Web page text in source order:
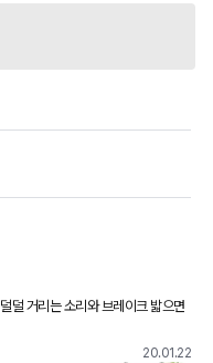
리와 브레이크 밟으면
20.01.22